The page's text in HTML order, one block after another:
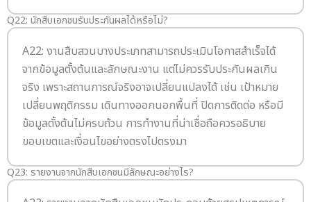
Q22: นักสืบเอกชนรับประกันผลได้หรือไม่?
A22: งานสืบสวนบางประเภทสามารถประเมินโอกาสสำเร็จได้
จากข้อมูลตั้งต้นและลักษณะงาน แต่ไม่ควรรับประกันผลเกิน
จริง เพราะสถานการณ์จริงอาจเปลี่ยนแปลงได้ เช่น เป้าหมาย
เปลี่ยนพฤติกรรม เดินทางออกนอกพื้นที่ ปิดการติดต่อ หรือมี
ข้อมูลตั้งต้นไม่ครบถ้วน การทำงานที่น่าเชื่อถือควรอธิบาย
ขอบเขตและเงื่อนไขอย่างตรงไปตรงมา
Q23: รายงานจากนักสืบเอกชนมีลักษณะอย่างไร?